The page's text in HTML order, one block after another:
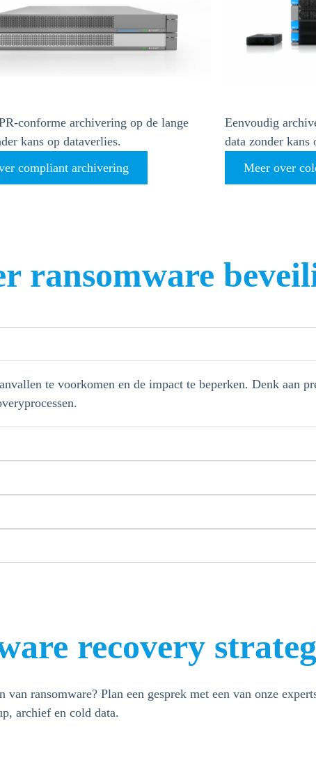
conforme archivering op de lange
kans op dataverlies.
compliant archivering
Eenvoudig
data zonder kans
Meer over
ransomware
te voorkomen en de impact te beperken. Denk aan
recovery
ransomware? Plan een gesprek met een van onze
archief en cold data.